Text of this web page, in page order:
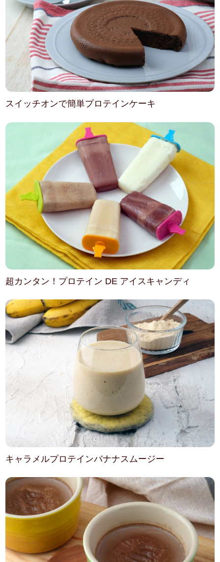
スイッチオンで簡単プロテインケーキ
超カンタン！プロテイン DE アイスキャンディ
キャラメルプロテインバナナスムージー